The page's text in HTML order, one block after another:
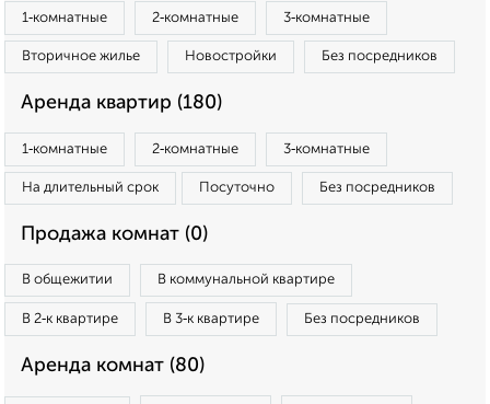
1‑комнатные 2‑комнатные 3‑комнатные
Вторичное жилье Новостройки Без посредников
Аренда квартир (180)
1‑комнатные 2‑комнатные 3‑комнатные
На длительный срок Посуточно Без посредников
Продажа комнат (0)
В общежитии В коммунальной квартире
В 2‑к квартире В 3‑к квартире Без посредников
Аренда комнат (80)